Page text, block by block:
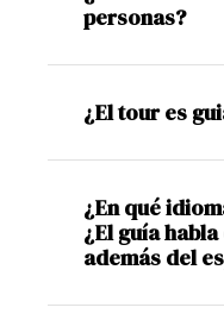
personas?
¿El tour es
¿En qué
¿El guía
además del